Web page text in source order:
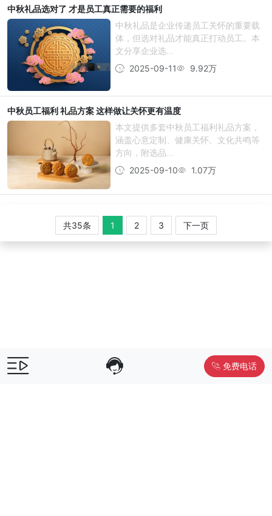
中秋礼品选对了 才是员工真正需要的福利
中秋礼品是企业传递员工关怀的重要载
体，但选对礼品才能真正打动员工。本
文分享企业选...
2025-09-11
9.92万
中秋员工福利 礼品方案 这样做让关怀更有温度
本文提供多套中秋员工福利礼品方案，
涵盖心意定制、健康关怀、文化共鸣等
方向，附选品...
2025-09-10
1.07万
共35条 1 2 3 下一页
免费电话